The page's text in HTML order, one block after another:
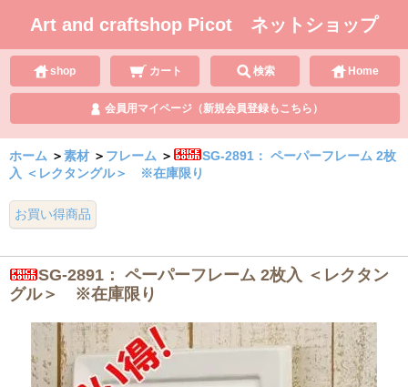
Art and craftshop Picot ネットショップ
shop カート 検索 Home
会員用マイページ（新規会員登録もこちら）
ホーム ＞素材 ＞ フレーム ＞
SG-2891： ペーパーフレーム 2枚
入 ＜レクタングル＞ ※在庫限り
お買い得商品
SG-2891： ペーパーフレーム 2枚入 ＜レクタン
グル＞ ※在庫限り